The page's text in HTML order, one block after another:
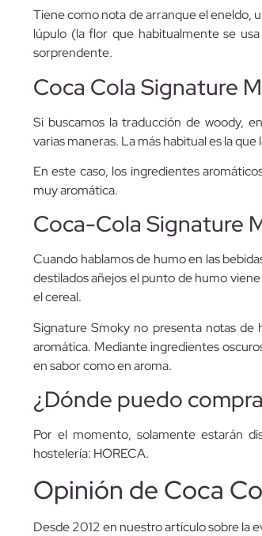
Tiene como nota de arranque el eneldo,
lúpulo (la flor que habitualmente se
sorprendente.
Coca Cola Signature
Si buscamos la traducción de woody,
varias maneras. La más habitual es la
En este caso, los ingredientes
muy aromática.
Coca-Cola Signature
Cuando hablamos de humo en las
destilados añejos el punto de humo
el cereal.
Signature Smoky no presenta notas
aromática. Mediante ingredientes
en sabor como en aroma.
¿Dónde puedo
Por el momento, solamente estarán
hostelería: HORECA.
Opinión de Coca
Desde 2012 en nuestro artículo sobre la